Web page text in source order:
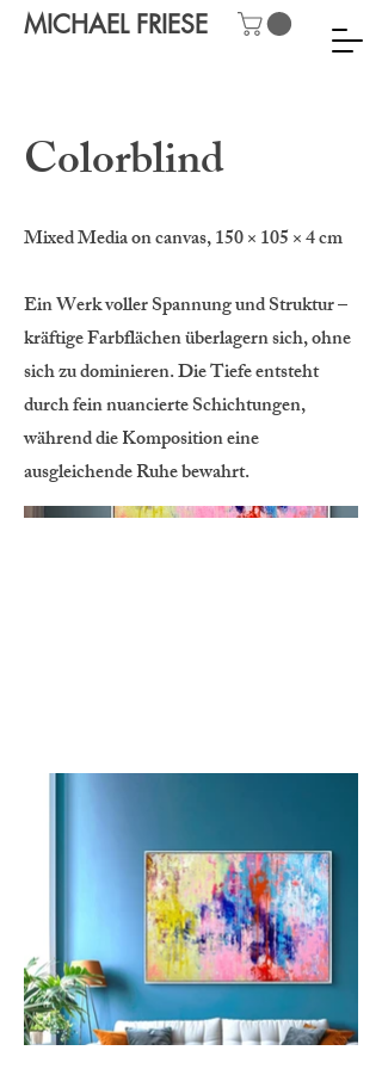
MICHAEL FRIESE
Colorblind
Mixed Media on canvas, 150 × 105 × 4 cm
Ein Werk voller Spannung und Struktur –
kräftige Farbflächen überlagern sich, ohne
sich zu dominieren. Die Tiefe entsteht
durch fein nuancierte Schichtungen,
während die Komposition eine
ausgleichende Ruhe bewahrt.